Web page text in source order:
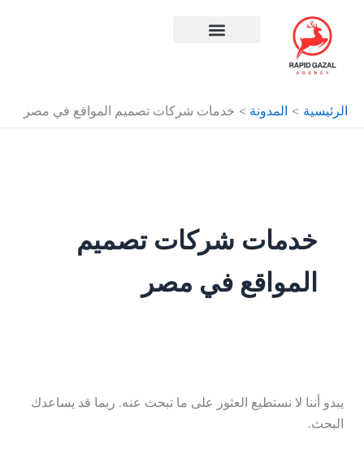
الرئيسية المدونة خدمات شركات تصميم المواقع في مصر
خدمات شركات تصميم
المواقع في مصر
يبدو أننا لا نستطيع العثور على ما تبحث عنه. ربما قد يساعدك
البحث.